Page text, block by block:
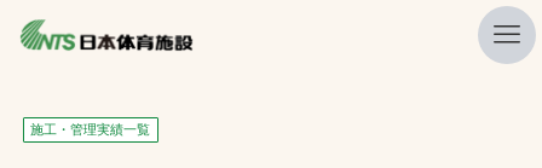
私たちの強み
施工・管理実績一覧